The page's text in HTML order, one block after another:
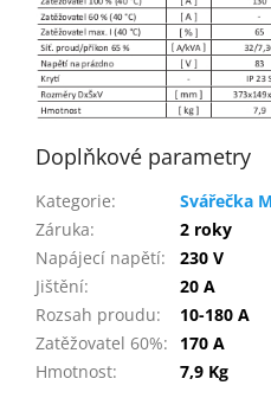
Doplňkové parametry
Kategorie:
Svářečka
Záruka:
2 roky
Napájecí napětí:
230 V
Jištění:
20 A
Rozsah proudu:
10-180 A
Zatěžovatel 60%:
170 A
Hmotnost: 7,9 Kg